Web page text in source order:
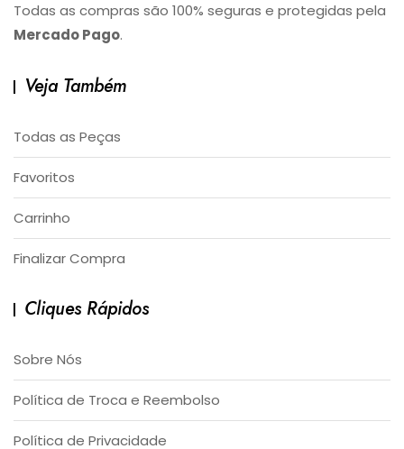
Todas as compras são 100% seguras e protegidas pela
Mercado Pago.
Veja Também
Todas as Peças
Favoritos
Carrinho
Finalizar Compra
Cliques Rápidos
Sobre Nós
Política de Troca e Reembolso
Política de Privacidade